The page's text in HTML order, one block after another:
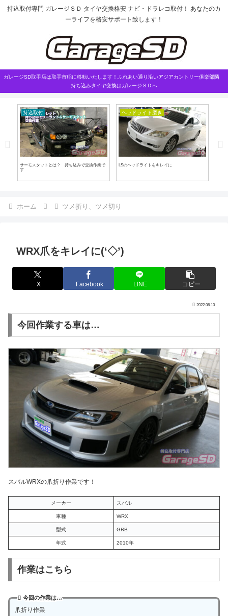
持込取付専門 ガレージＳＤ タイヤ交換格安 ナビ・ドラレコ取付！ あなたのカ
ーライフを格安サポート致します！
ガレージSD取手店は取手市稲に移転いたします！ふれあい通り沿いアジアカントリー俱楽部隣
持ち込みタイヤ交換はガレージＳＤへ
持込取付
サーモスタットとは？ 持ち込みで交換作業で
す
ヘッドライト磨き
LSのヘッドライトをキレイに
ホーム ツメ折り、ツメ切り
WRX爪をキレイに(‘◇’)ゞ
X Facebook LINE コピー
2022.06.10
今回作業する車は…
スバルWRXの爪折り作業です！
メーカー スバル
車種 WRX
型式 GRB
年式 2010年
作業はこちら
今回の作業は…
爪折り作業